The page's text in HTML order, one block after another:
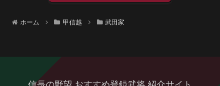
ホーム 甲信越 武田家